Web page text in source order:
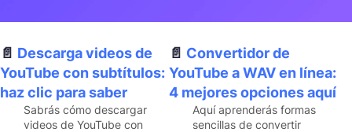
Descarga videos de
YouTube con subtítulos:
haz clic para saber
Sabrás cómo descargar
videos de YouTube con
Convertidor de
YouTube a WAV en línea:
4 mejores opciones aquí
Aquí aprenderás formas
sencillas de convertir